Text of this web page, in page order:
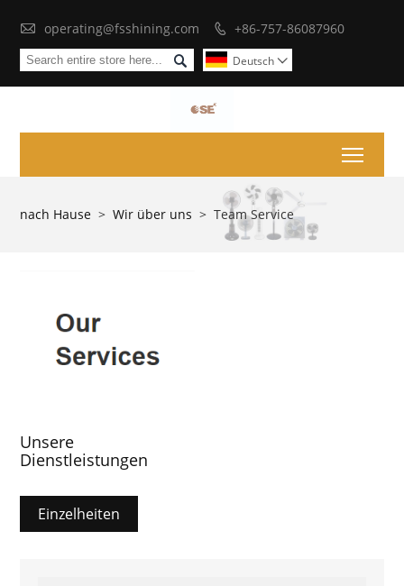
 operating@fsshining.com  +86-757-86087960
 Deutsch 
nach Hause > Wir über uns > Team Service
Unsere
Dienstleistungen
Einzelheiten